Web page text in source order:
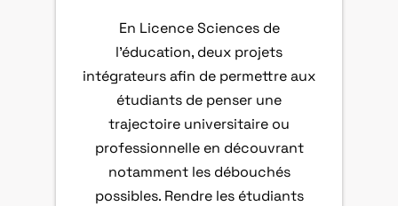
En Licence Sciences de
l’éducation, deux projets
intégrateurs afin de permettre aux
étudiants de penser une
trajectoire universitaire ou
professionnelle en découvrant
notamment les débouchés
possibles. Rendre les étudiants